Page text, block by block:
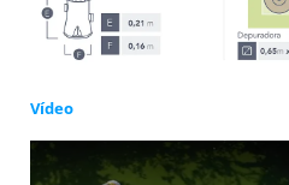
Vídeo